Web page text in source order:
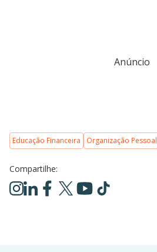
Anúncio
Educação Financeira Organização Pessoal
Compartilhe: